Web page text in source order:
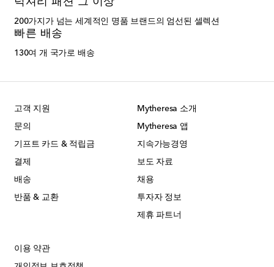
럭셔리 패션 그 이상
200가지가 넘는 세계적인 명품 브랜드의 엄선된 셀렉션
빠른 배송
130여 개 국가로 배송
고객 지원
문의
기프트 카드 & 적립금
결제
배송
반품 & 교환
Mytheresa 소개
Mytheresa 앱
지속가능경영
보도 자료
채용
투자자 정보
제휴 파트너
이용 약관